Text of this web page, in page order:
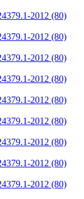
2012 (80)
2012 (80)
2012 (80)
2012 (80)
2012 (80)
2012 (80)
2012 (80)
2012 (80)
2012 (80)